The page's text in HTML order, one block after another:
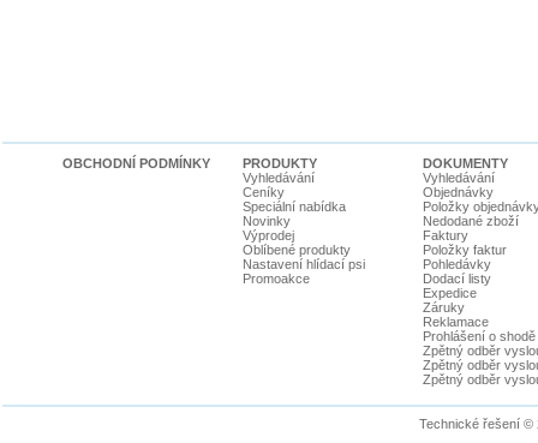
OBCHODNÍ PODMÍNKY
PRODUKTY
Vyhledávání
Ceníky
Speciální nabídka
Novinky
Výprodej
Oblíbené produkty
Nastavení hlídací psi
Promoakce
DOKUMENTY
Vyhledávání
Objednávky
Položky
Nedodané zboží
Faktury
Položky faktur
Pohledávky
Dodací listy
Expedice
Záruky
Reklamace
Prohlášení o shodě
Zpětný odběr
Zpětný odběr
Zpětný odběr
Technické řešení ©